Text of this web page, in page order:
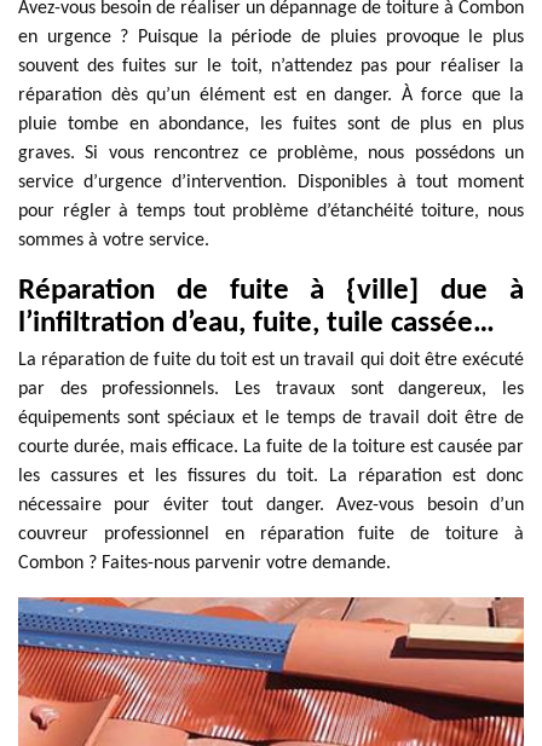
Avez-vous besoin de réaliser un dépannage de toiture à Combon
en urgence ? Puisque la période de pluies provoque le plus
souvent des fuites sur le toit, n’attendez pas pour réaliser la
réparation dès qu’un élément est en danger. À force que la
pluie tombe en abondance, les fuites sont de plus en plus
graves. Si vous rencontrez ce problème, nous possédons un
service d’urgence d’intervention. Disponibles à tout moment
pour régler à temps tout problème d’étanchéité toiture, nous
sommes à votre service.
Réparation de fuite à {ville] due à
l’infiltration d’eau, fuite, tuile cassée…
La réparation de fuite du toit est un travail qui doit être exécuté
par des professionnels. Les travaux sont dangereux, les
équipements sont spéciaux et le temps de travail doit être de
courte durée, mais efficace. La fuite de la toiture est causée par
les cassures et les fissures du toit. La réparation est donc
nécessaire pour éviter tout danger. Avez-vous besoin d’un
couvreur professionnel en réparation fuite de toiture à
Combon ? Faites-nous parvenir votre demande.